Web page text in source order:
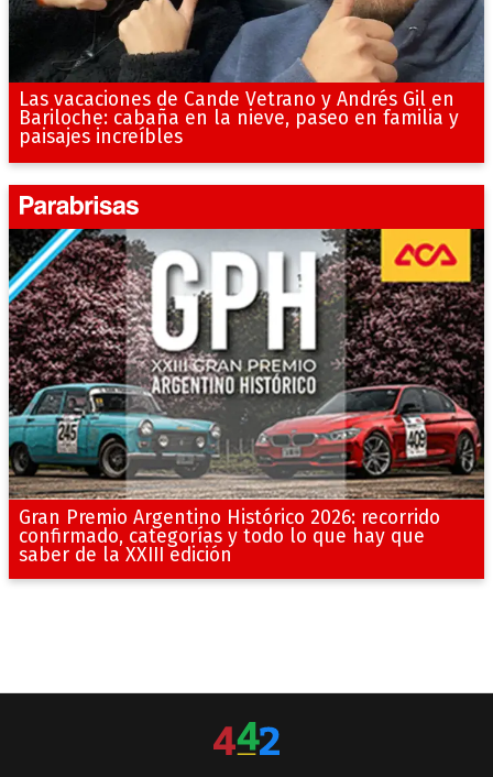
Las vacaciones de Cande Vetrano y Andrés Gil en
Bariloche: cabaña en la nieve, paseo en familia y
paisajes increíbles
Gran Premio Argentino Histórico 2026: recorrido
confirmado, categorías y todo lo que hay que
saber de la XXIII edición